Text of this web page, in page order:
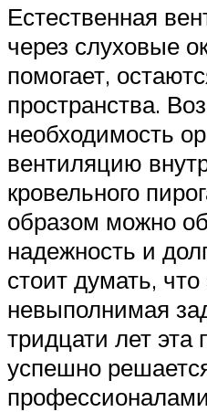
Естественная
через слуховые
помогает,
пространства.
необходимость
вентиляцию
кровельного
образом можно
надежность и
стоит думать,
невыполнимая
тридцати лет эта
успешно